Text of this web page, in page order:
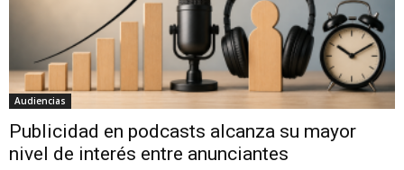
Audiencias
Publicidad en podcasts alcanza su mayor
nivel de interés entre anunciantes